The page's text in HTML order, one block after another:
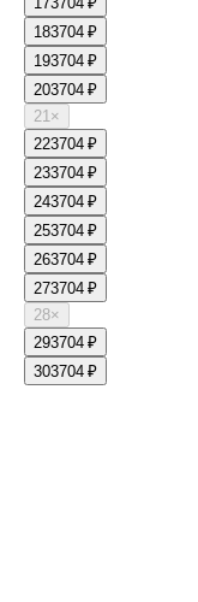
183704 ₽
193704 ₽
203704 ₽
21×
223704 ₽
233704 ₽
243704 ₽
253704 ₽
263704 ₽
273704 ₽
28×
293704 ₽
303704 ₽